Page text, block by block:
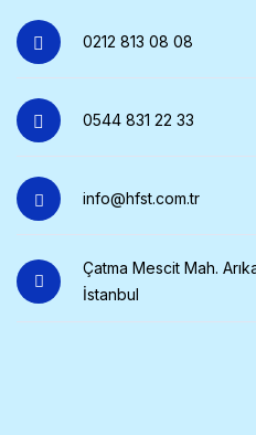
0212 813 08 08
0544 831 22 33
info@hfst.com.tr
Çatma Mescit Mah.
İstanbul